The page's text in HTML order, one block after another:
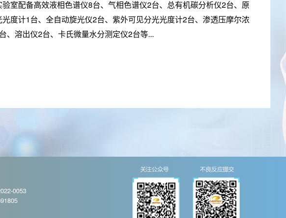
验室配备高效液相色谱仪8台、气相色谱仪2台、总有机碳分析仪2台、原
度计1台、全自动旋光仪2台、紫外可见分光光度计2台、渗透压摩尔浓
、溶出仪2台、卡氏微量水分测定仪2台等...
0053